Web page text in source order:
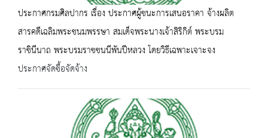
ประกาศกรมศิลปากร เรื่อง ประกาศผู้ชนะการเสนอราคา จ้างผลิต
สารคดีเฉลิมพระชนมพรรษา สมเด็จพระนางเจ้าสิริกิต์ พระบรม
ราชินีนาถ พระบรมราชชนนีพันปีหลวง โดยวิธีเฉพาะเจาะจง
ประกาศจัดซื้อจัดจ้าง